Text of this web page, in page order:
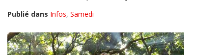
Publié dans Infos, Samedi